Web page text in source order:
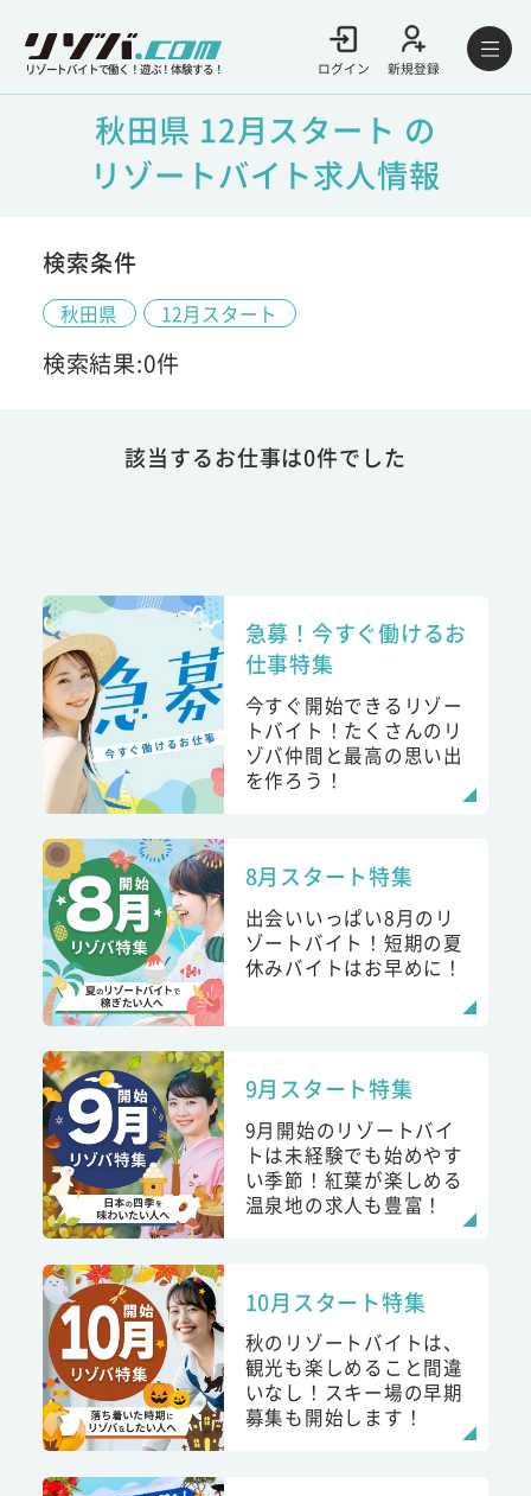
リゾートバイトで働く！遊ぶ！体験する！ ログイン 新規登録
秋田県 12月スタート の
リゾートバイト求人情報
検索条件
秋田県 12月スタート
検索結果:0件
該当するお仕事は0件でした
急募！今すぐ働けるお
仕事特集
今すぐ開始できるリゾー
トバイト！たくさんのリ
ゾバ仲間と最高の思い出
を作ろう！
8月スタート特集
出会いいっぱい8月のリ
ゾートバイト！短期の夏
休みバイトはお早めに！
9月スタート特集
9月開始のリゾートバイ
トは未経験でも始めやす
い季節！紅葉が楽しめる
温泉地の求人も豊富！
10月スタート特集
秋のリゾートバイトは、
観光も楽しめること間違
いなし！スキー場の早期
募集も開始します！